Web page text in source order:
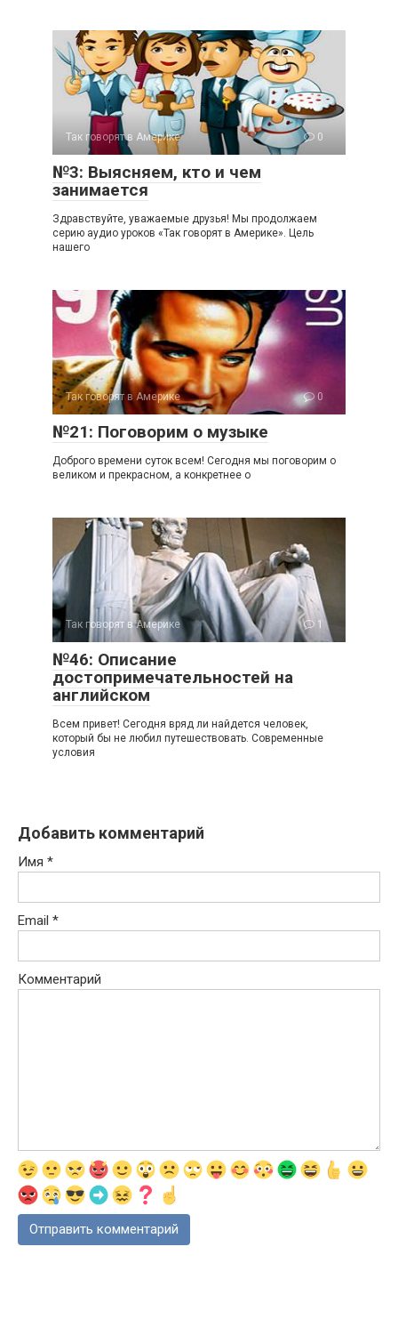
Так говорят в Америке 0
№3: Выясняем, кто и чем
занимается
Здравствуйте, уважаемые друзья! Мы продолжаем
серию аудио уроков «Так говорят в Америке». Цель
нашего
Так говорят в Америке 0
№21: Поговорим о музыке
Доброго времени суток всем! Сегодня мы поговорим о
великом и прекрасном, а конкретнее о
Так говорят в Америке 1
№46: Описание
достопримечательностей на
английском
Всем привет! Сегодня вряд ли найдется человек,
который бы не любил путешествовать. Современные
условия
Добавить комментарий
Имя *
Email *
Комментарий